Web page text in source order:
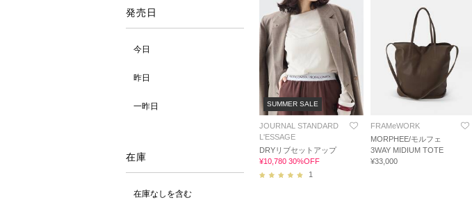
発売日
今日
昨日
一昨日
在庫
在庫なしを含む
SUMMER SALE
JOURNAL STANDARD
L'ESSAGE
DRYリブセットアップ
¥10,780 30%OFF
1
FRAMeWORK
MORPHEE/モルフェ
3WAY MIDIUM TOTE
¥33,000